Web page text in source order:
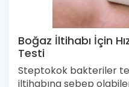
Boğaz İltihabı İçin
Testi
Steptokok bakteriler
iltihabına sebep